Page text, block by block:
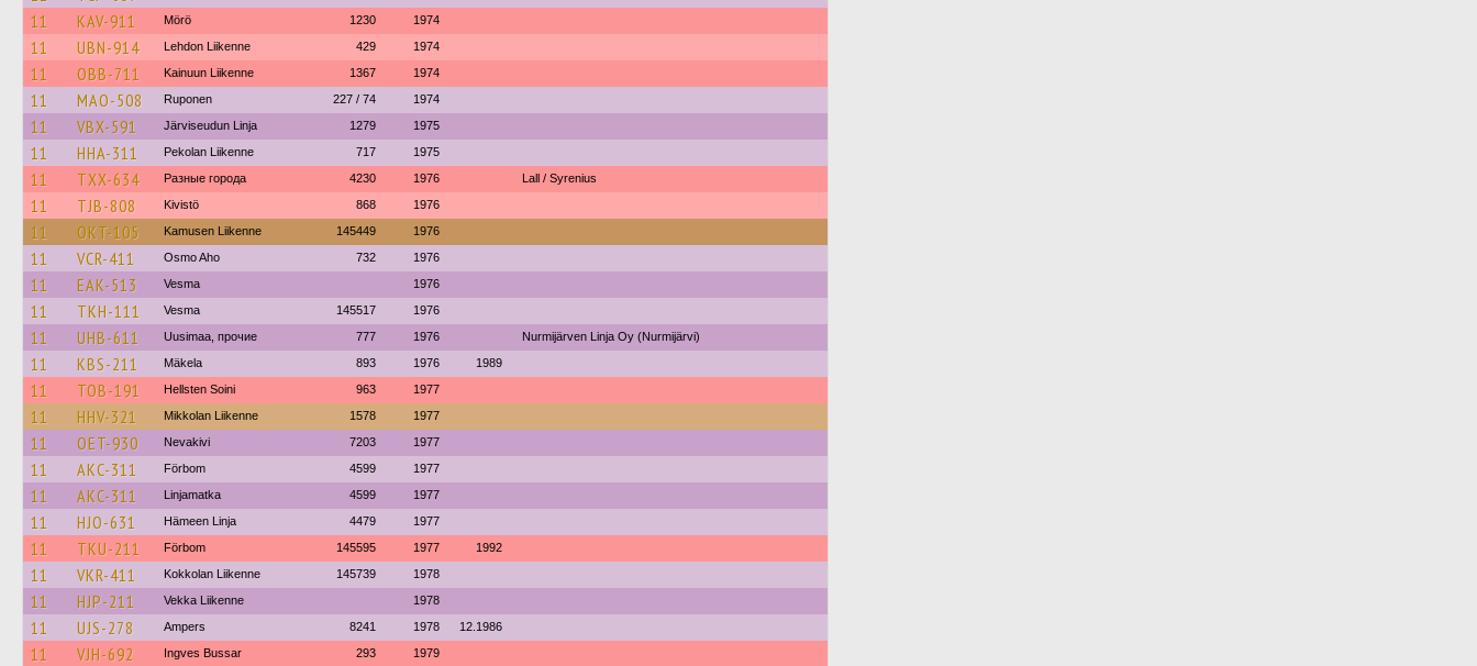
11 KAV-911 Mörö 1230 1974
11 UBN-914 Lehdon Liikenne 429 1974
11 OBB-711 Kainuun Liikenne 1367 1974
11 MAO-508 Ruponen 227 / 74 1974
11 VBX-591 Järviseudun Linja 1279 1975
11 HHA-311 Pekolan Liikenne 717 1975
11 TXX-634 Разные города 4230 1976 Lall / Syrenius
11 TJB-808 Kivistö 868 1976
11 OKT-105 Kamusen Liikenne 145449 1976
11 VCR-411 Osmo Aho 732 1976
11 EAK-513 Vesma 1976
11 TKH-111 Vesma 145517 1976
11 UHB-611 Uusimaa, прочие 777 1976 Nurmijärven Linja Oy (Nurmijärvi)
11 KBS-211 Mäkela 893 1976 1989
11 TOB-191 Hellsten Soini 963 1977
11 HHV-321 Mikkolan Liikenne 1578 1977
11 OET-930 Nevakivi 7203 1977
11 AKC-311 Förbom 4599 1977
11 AKC-311 Linjamatka 4599 1977
11 HJO-631 Hämeen Linja 4479 1977
11 TKU-211 Förbom 145595 1977 1992
11 VKR-411 Kokkolan Liikenne 145739 1978
11 HJP-211 Vekka Liikenne 1978
11 UJS-278 Ampers 8241 1978 12.1986
11 VJH-692 Ingves Bussar 293 1979